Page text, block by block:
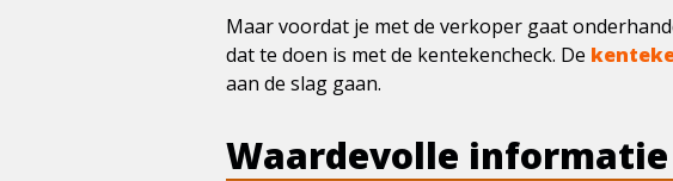
Maar voordat je met de verkoper gaat
dat te doen is met de kentekencheck. De
aan de slag gaan.
Waardevolle